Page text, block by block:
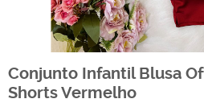
Conjunto Infantil Blusa
Shorts Vermelho